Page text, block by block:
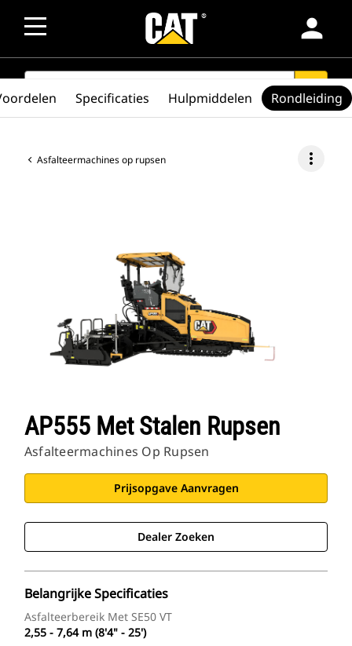
person
SEARCH search
Asfalteermachines op rupsen more_vert
AP555 Met Stalen Rupsen
Asfalteermachines Op Rupsen
Prijsopgave Aanvragen
Dealer Zoeken
Belangrijke Specificaties
Asfalteerbereik Met SE50 VT
2,55 - 7,64 m (8'4" - 25')
Specificaties Hulpmiddelen Rondleiding